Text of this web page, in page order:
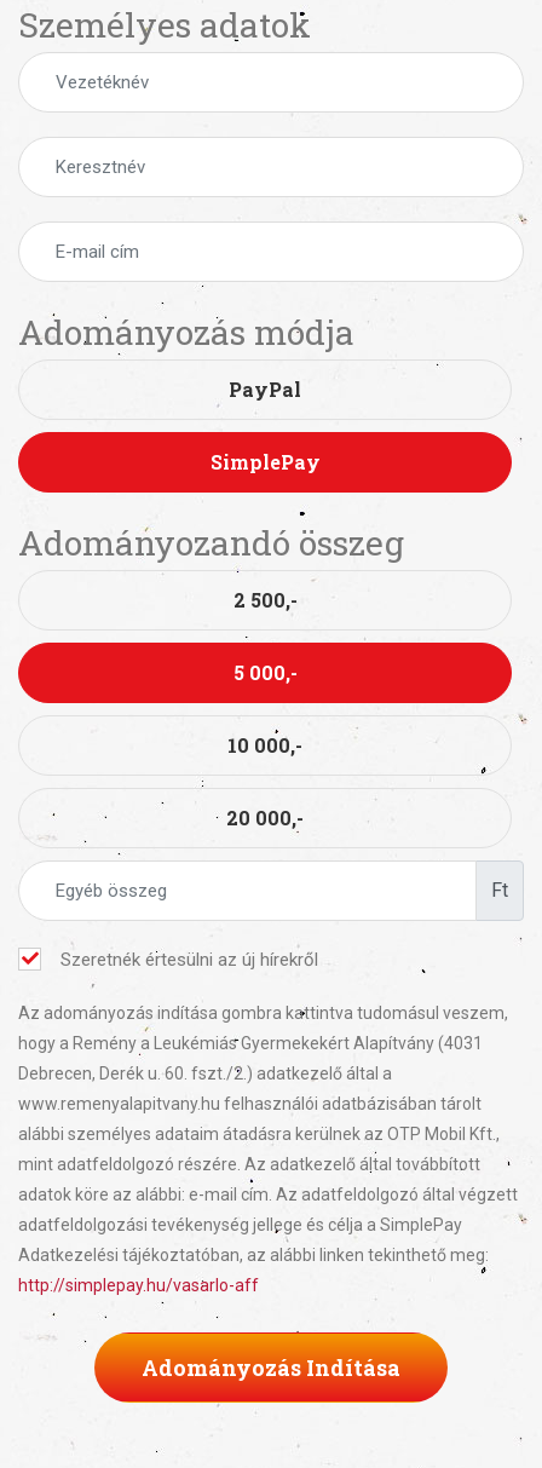
Személyes adatok
Adományozás módja
PayPal
SimplePay
Adományozandó összeg
2 500,-
5 000,-
10 000,-
20 000,-
Ft
Szeretnék értesülni az új hírekről
Az adományozás indítása gombra kattintva tudomásul veszem,
hogy a Remény a Leukémiás Gyermekekért Alapítvány (4031
Debrecen, Derék u. 60. fszt./2.) adatkezelő által a
www.remenyalapitvany.hu felhasználói adatbázisában tárolt
alábbi személyes adataim átadásra kerülnek az OTP Mobil Kft.,
mint adatfeldolgozó részére. Az adatkezelő által továbbított
adatok köre az alábbi: e-mail cím. Az adatfeldolgozó által végzett
adatfeldolgozási tevékenység jellege és célja a SimplePay
Adatkezelési tájékoztatóban, az alábbi linken tekinthető meg:
http://simplepay.hu/vasarlo-aff
Adományozás Indítása